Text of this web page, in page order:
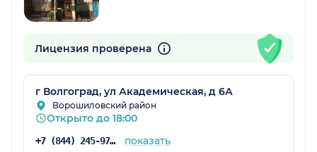
Лицензия проверена
г Волгоград, ул Академическая, д 6А
Ворошиловский район
Открыто до 18:00
+7 (844) 245-97-65 показать